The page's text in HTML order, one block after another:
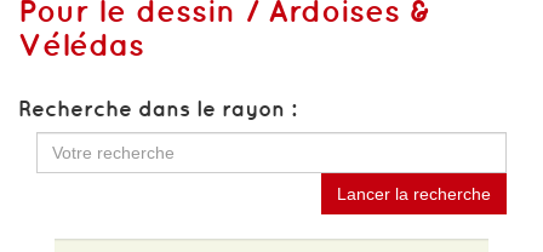
Pour le dessin / Ardoises &
Vélédas
Recherche dans le rayon :
Lancer la recherche